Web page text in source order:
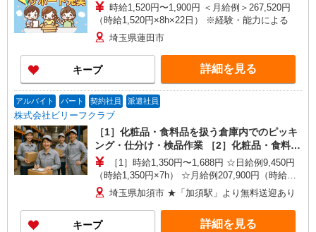
時給1,520円〜1,900円 ＜月給例＞267,520円
（時給1,520円×8h×22日） ※経験・能力による
埼玉県蓮田市
キープ 詳細を見る
アルバイト パート 契約社員 派遣社員
株式会社ビリーフクラブ
［1］化粧品・食料品を扱う倉庫内でのピッキ
ング・仕分け・検品作業 ［2］化粧品・食料品
を扱う倉庫内でのフォークリフト作業
［1］時給1,350円〜1,688円 ☆日給例9,450円
（時給1,350円×7h） ☆月給例207,900円（時給
1,350円×7h×22日） ［2］特別時給2,000円（入社
から翌月末迄） 時給1,550円〜1,938円（通常時
給） ☆日給例10,850円（時給1,550円×7h） ☆月
給例238,700円（時給1,550円×7h×22日） ※経
埼玉県加須市 ★「加須駅」より無料送迎あり
キープ 詳細を見る